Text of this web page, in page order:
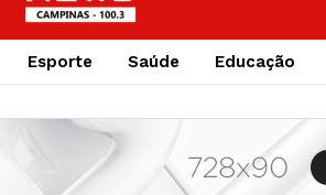
Esporte Saúde Educação